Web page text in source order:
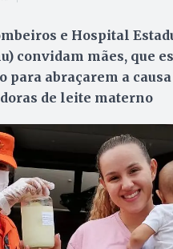
e Hospital
convidam mães, que
para abraçarem a causa
de leite materno